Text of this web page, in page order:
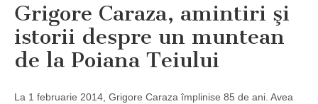
Grigore Caraza, amintiri şi
istorii despre un muntean
de la Poiana Teiului
La 1 februarie 2014, Grigore Caraza împlinise 85 de ani. Avea